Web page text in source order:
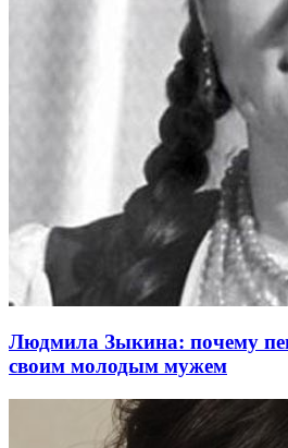
Людмила Зыкина: почему
своим молодым мужем